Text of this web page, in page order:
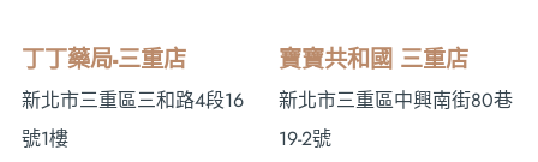
丁丁藥局-三重店
新北市三重區三和路4段16
號1樓
寶寶共和國 三重店
新北市三重區中興南街80巷
19-2號